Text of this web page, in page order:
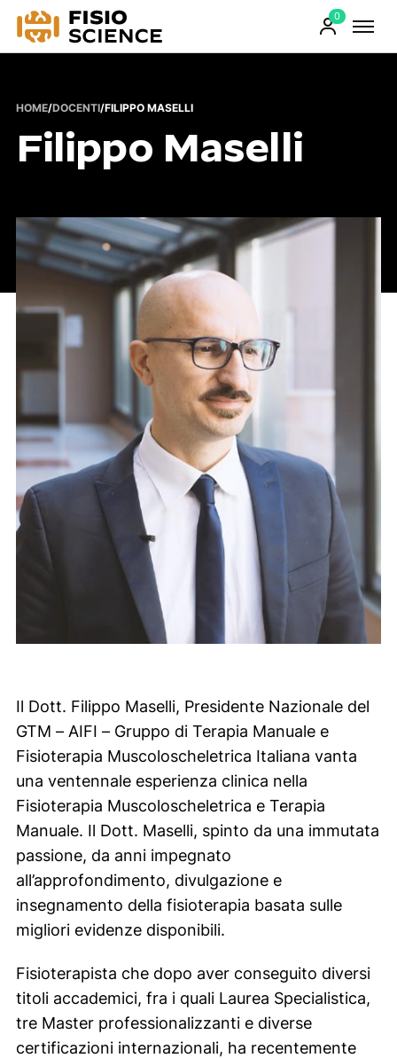
0
Prodotti
HOME/DOCENTI/FILIPPO MASELLI
Filippo Maselli
Il Dott. Filippo Maselli, Presidente Nazionale del
GTM – AIFI – Gruppo di Terapia Manuale e
Fisioterapia Muscoloscheletrica Italiana vanta
una ventennale esperienza clinica nella
Fisioterapia Muscoloscheletrica e Terapia
Manuale. Il Dott. Maselli, spinto da una immutata
passione, da anni impegnato
all’approfondimento, divulgazione e
insegnamento della fisioterapia basata sulle
migliori evidenze disponibili.
Fisioterapista che dopo aver conseguito diversi
titoli accademici, fra i quali Laurea Specialistica,
tre Master professionalizzanti e diverse
certificazioni internazionali, ha recentemente